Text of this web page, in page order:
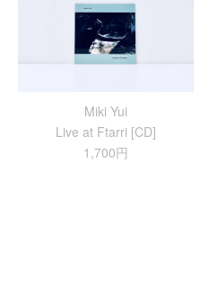
Miki Yui
Live at Ftarri [CD]
1,700円